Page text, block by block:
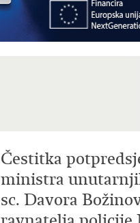
Čestitka
ministra
sc. Davora